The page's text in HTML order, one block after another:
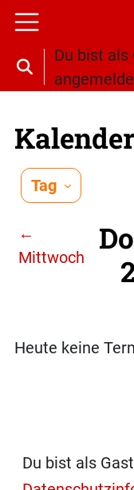
Zum Hauptinhalt
Website-
Sucheingabe
Du bist als
Kalender
Tag
←
Mittwoch
Heute keine
Du bist als